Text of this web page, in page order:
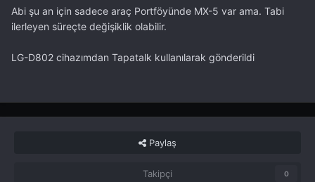
Abi şu an için sadece araç Portföyünde MX-5 var ama. Tabi
ilerleyen süreçte değişiklik olabilir.
LG-D802 cihazımdan Tapatalk kullanılarak gönderildi
Paylaş
Takipçi 0